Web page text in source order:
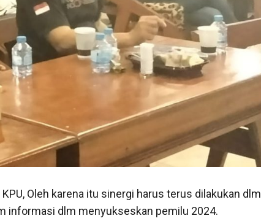
Oleh karena itu sinergi harus terus dilakukan dlm
informasi dlm menyukseskan pemilu 2024.